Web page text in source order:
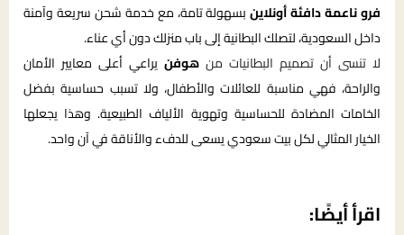
فرو ناعمة دافئة أونلاينبسهولة تامة، مع خدمة شحن سريعة وآمنة
داخل السعودية، لتصلك البطانية إلى باب منزلك دون أي عناء.
لا تنسى أن تصميم البطانيات من هوفن يراعي أعلى معايير الأمان
والراحة، فهي مناسبة للعائلات والأطفال، ولا تسبب حساسية بفضل
الخامات المضادة للحساسية وتهوية الألياف الطبيعية. وهذا يجعلها
الخيار المثالي لكل بيت سعودي يسعى للدفء والأناقة في آن واحد.
اقرأ أيضًا: